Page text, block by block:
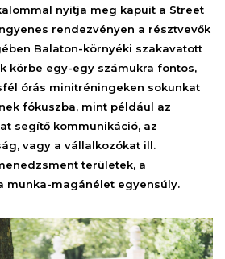
nyitja meg kapuit a Street
rendezvényen a résztvevők
Balaton-környéki szakavatott
körbe egy-egy számukra fontos,
órás minitréningeken sokunkat
fókuszba, mint például az
segítő kommunikáció, az
vagy a vállalkozókat ill.
területek, a
munka-magánélet egyensúly.